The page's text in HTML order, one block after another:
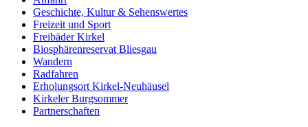
Geschichte, Kultur & Sehenswertes
Freizeit und Sport
Freibäder Kirkel
Biosphärenreservat Bliesgau
Wandern
Radfahren
Erholungsort Kirkel-Neuhäusel
Kirkeler Burgsommer
Partnerschaften